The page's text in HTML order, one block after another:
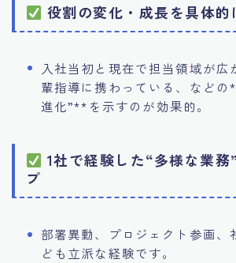
役割の変化・成長を具体的
入社当初と現在で担当領域が広
輩指導に携わっている、などの
進化”**を示すのが効果的。
1社で経験した“多様な業務
プ
部署異動、プロジェクト参画、
ども立派な経験です。